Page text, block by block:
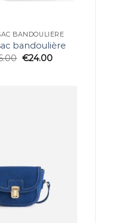
BANDOULIÈRE
bandoulière
€24.00